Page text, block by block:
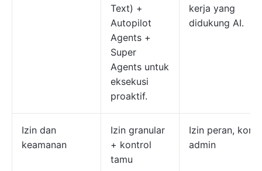
Text) +
Autopilot
Agents +
Super
Agents untuk
eksekusi
proaktif.
kerja yang
didukung AI.
Izin dan
keamanan
Izin granular
+ kontrol
tamu
Izin peran,
admin